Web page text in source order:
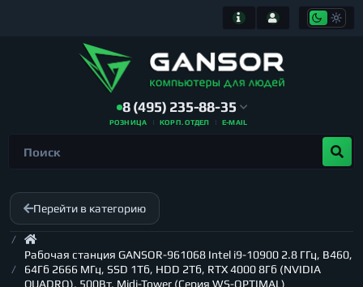
8 (495) 235-88-35
РОЗНИЦА КОРП. ОТДЕЛ E-MAIL
Перейти в категорию
Рабочая станция GANSOR-961068 Intel i9-10900 2.8 ГГц, B460,
64Гб 2666 МГц, SSD 1Тб, HDD 2Тб, RTX 4000 8Гб (NVIDIA
QUADRO), 500Вт, Midi-Tower (Серия WS-OPTIMAL)